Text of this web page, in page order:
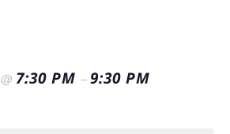
@ 7:30 PM –9:30 PM